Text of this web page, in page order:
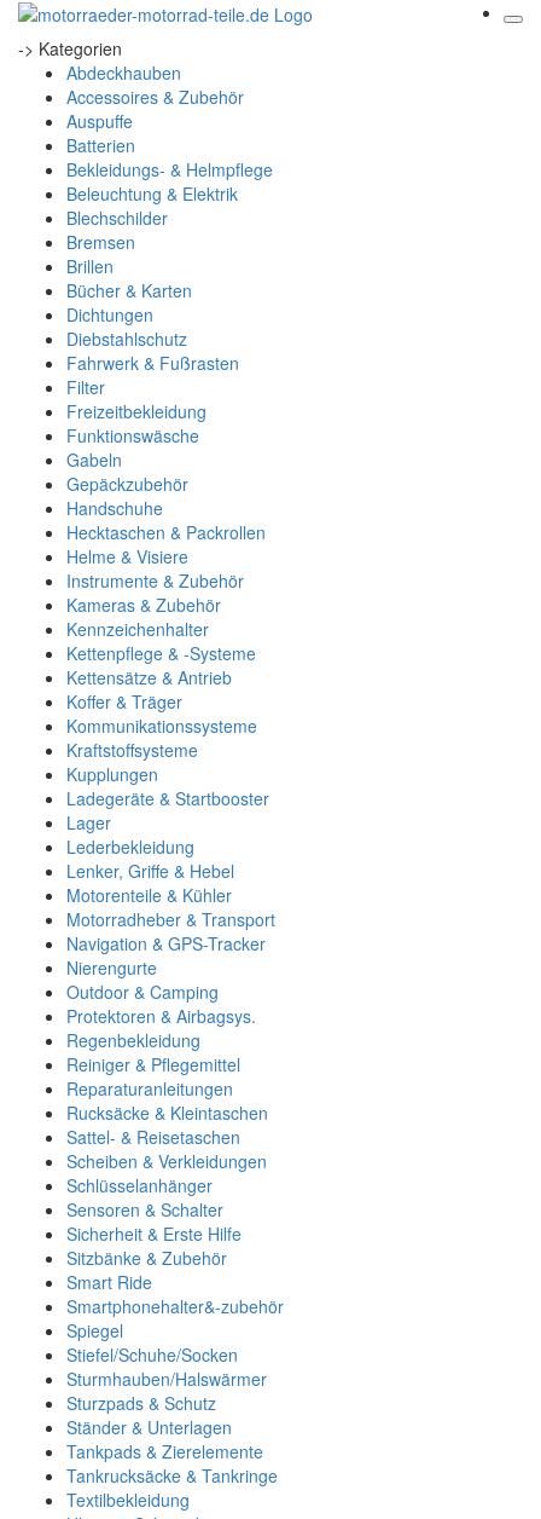
-> Kategorien
Abdeckhauben
Accessoires & Zubehör
Auspuffe
Batterien
Bekleidungs- & Helmpflege
Beleuchtung & Elektrik
Blechschilder
Bremsen
Brillen
Bücher & Karten
Dichtungen
Diebstahlschutz
Fahrwerk & Fußrasten
Filter
Freizeitbekleidung
Funktionswäsche
Gabeln
Gepäckzubehör
Handschuhe
Hecktaschen & Packrollen
Helme & Visiere
Instrumente & Zubehör
Kameras & Zubehör
Kennzeichenhalter
Kettenpflege & -Systeme
Kettensätze & Antrieb
Koffer & Träger
Kommunikationssysteme
Kraftstoffsysteme
Kupplungen
Ladegeräte & Startbooster
Lager
Lederbekleidung
Lenker, Griffe & Hebel
Motorenteile & Kühler
Motorradheber & Transport
Navigation & GPS-Tracker
Nierengurte
Outdoor & Camping
Protektoren & Airbagsys.
Regenbekleidung
Reiniger & Pflegemittel
Reparaturanleitungen
Rucksäcke & Kleintaschen
Sattel- & Reisetaschen
Scheiben & Verkleidungen
Schlüsselanhänger
Sensoren & Schalter
Sicherheit & Erste Hilfe
Sitzbänke & Zubehör
Smart Ride
Smartphonehalter&-zubehör
Spiegel
Stiefel/Schuhe/Socken
Sturmhauben/Halswärmer
Sturzpads & Schutz
Ständer & Unterlagen
Tankpads & Zierelemente
Tankrucksäcke & Tankringe
Textilbekleidung